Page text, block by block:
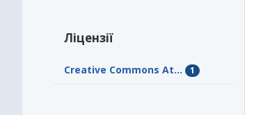
Ліцензії
Creative Commons At... 1